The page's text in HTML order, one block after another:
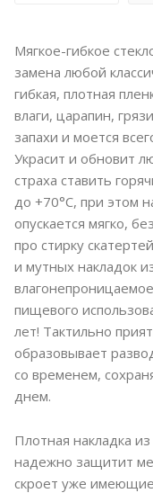
Мягкое-гибкое
замена любой
гибкая, плотная
влаги, царапин,
запахи и моется
Украсит и обновит
страха ставить
до +70°C, при этом
опускается мягко,
про стирку
и мутных накладок
пищевого
лет! Тактильно
образовывает
со временем,
днем.
Плотная накладка
надежно защитит
скроет уже